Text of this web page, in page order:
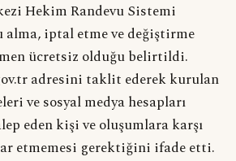
Hekim Randevu Sistemi
alma, iptal etme ve değiştirme
ücretsiz olduğu belirtildi.
adresini taklit ederek kurulan
ve sosyal medya hesapları
eden kişi ve oluşumlara karşı
etmemesi gerektiğini ifade etti.